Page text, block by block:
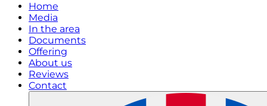
Home
Media
In the area
Documents
Offering
About us
Reviews
Contact